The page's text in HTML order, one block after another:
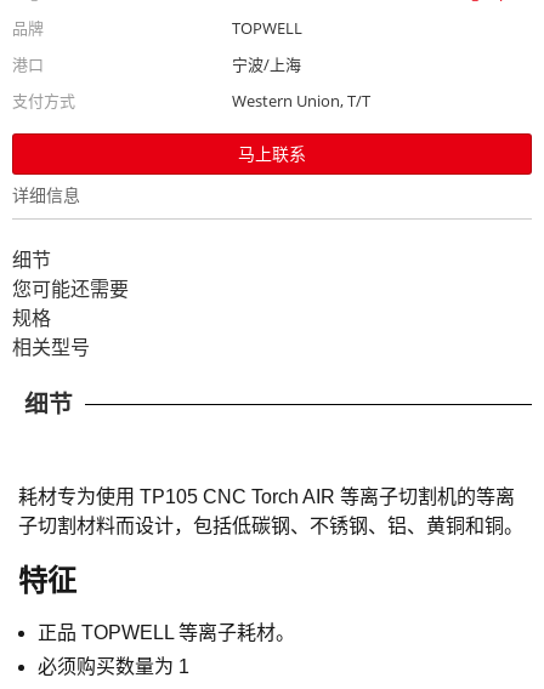
品牌
TOPWELL
港口
宁波/上海
支付方式
Western Union, T/T
马上联系
详细信息
细节
您可能还需要
规格
相关型号
细节
耗材专为使用 TP105 CNC Torch AIR 等离子切割机的等离
子切割材料而设计，包括低碳钢、不锈钢、铝、黄铜和铜。
特征
正品 TOPWELL 等离子耗材。
必须购买数量为 1